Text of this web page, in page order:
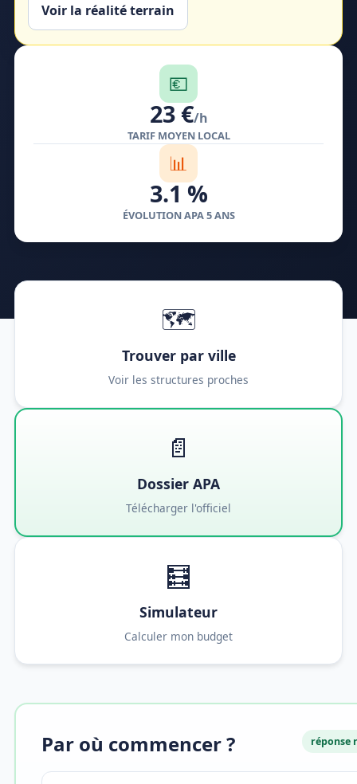
Voir la réalité terrain
💶
23 €/h
TARIF MOYEN LOCAL
📊
3.1 %
ÉVOLUTION APA 5 ANS
🗺️
Trouver par ville
Voir les structures proches
📄
Dossier APA
Télécharger l'officiel
🧮
Simulateur
Calculer mon budget
Par où commencer ? réponse